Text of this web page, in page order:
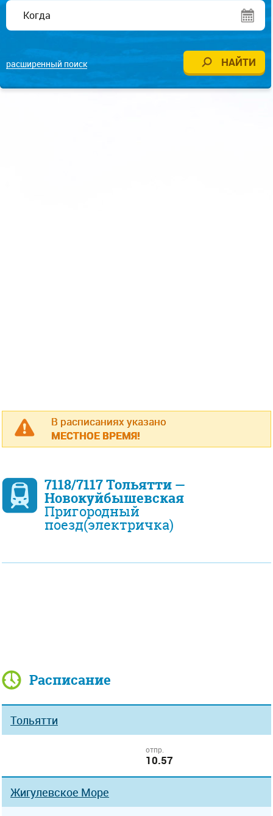
расширенный поиск
В расписаниях указано
МЕСТНОЕ ВРЕМЯ!
7118/7117 Тольятти —
Новокуйбышевская
Пригородный
поезд(электричка)
Расписание
Тольятти
отпр.
10.57
Жигулевское Море